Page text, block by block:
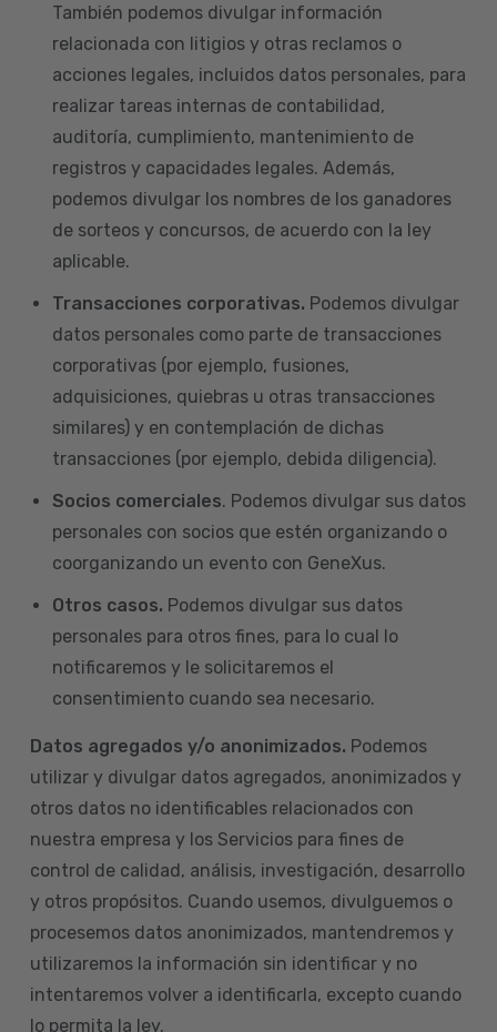
También podemos divulgar información
relacionada con litigios y otras reclamos o
acciones legales, incluidos datos personales, para
realizar tareas internas de contabilidad,
auditoría, cumplimiento, mantenimiento de
registros y capacidades legales. Además,
podemos divulgar los nombres de los ganadores
de sorteos y concursos, de acuerdo con la ley
aplicable.
Transacciones corporativas. Podemos divulgar
datos personales como parte de transacciones
corporativas (por ejemplo, fusiones,
adquisiciones, quiebras u otras transacciones
similares) y en contemplación de dichas
transacciones (por ejemplo, debida diligencia).
Socios comerciales. Podemos divulgar sus datos
personales con socios que estén organizando o
coorganizando un evento con GeneXus.
Otros casos. Podemos divulgar sus datos
personales para otros fines, para lo cual lo
notificaremos y le solicitaremos el
consentimiento cuando sea necesario.
Datos agregados y/o anonimizados. Podemos
utilizar y divulgar datos agregados, anonimizados y
otros datos no identificables relacionados con
nuestra empresa y los Servicios para fines de
control de calidad, análisis, investigación, desarrollo
y otros propósitos. Cuando usemos, divulguemos o
procesemos datos anonimizados, mantendremos y
utilizaremos la información sin identificar y no
intentaremos volver a identificarla, excepto cuando
lo permita la ley.